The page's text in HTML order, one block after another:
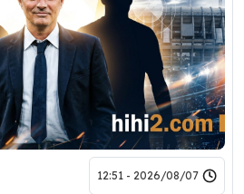
2026/08/07 - 12:51